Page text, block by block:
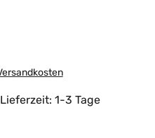
1-3 Tage